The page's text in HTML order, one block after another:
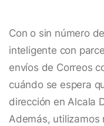
Con o sin número
inteligente con
envíos de Correos
cuándo se espera
dirección en Alcala
Además, utilizamos